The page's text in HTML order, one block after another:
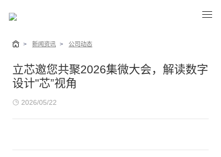
> 新闻资讯 > 公司动态
立芯邀您共聚2026集微大会，解读数字
设计"芯”视角
2026/05/22